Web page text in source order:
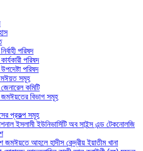
পরিষদ
পরিষদ
উপদেষ্টা পরিষদ
সমূহ
জেনারেল কমিটি
জমঈয়তের বিভাগ সমূহ
প্রকল্প সমূহ
ইসলামী ইউনিভার্সিটি অব সাইন্স এন্ড টেকনোলজি
জমঈয়তে আহলে হাদীস কেন্দ্রীয় ইয়াতীম খানা